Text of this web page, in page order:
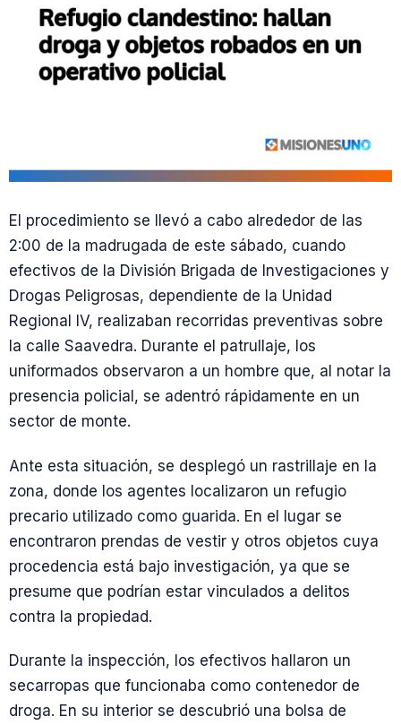
El procedimiento se llevó a cabo alrededor de las
2:00 de la madrugada de este sábado, cuando
efectivos de la División Brigada de Investigaciones y
Drogas Peligrosas, dependiente de la Unidad
Regional IV, realizaban recorridas preventivas sobre
la calle Saavedra. Durante el patrullaje, los
uniformados observaron a un hombre que, al notar la
presencia policial, se adentró rápidamente en un
sector de monte.
Ante esta situación, se desplegó un rastrillaje en la
zona, donde los agentes localizaron un refugio
precario utilizado como guarida. En el lugar se
encontraron prendas de vestir y otros objetos cuya
procedencia está bajo investigación, ya que se
presume que podrían estar vinculados a delitos
contra la propiedad.
Durante la inspección, los efectivos hallaron un
secarropas que funcionaba como contenedor de
droga. En su interior se descubrió una bolsa de